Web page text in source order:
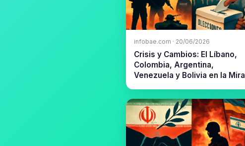
infobae.com · 20/06/2026
Crisis y Cambios: El Líbano,
Colombia, Argentina,
Venezuela y Bolivia en la Mira